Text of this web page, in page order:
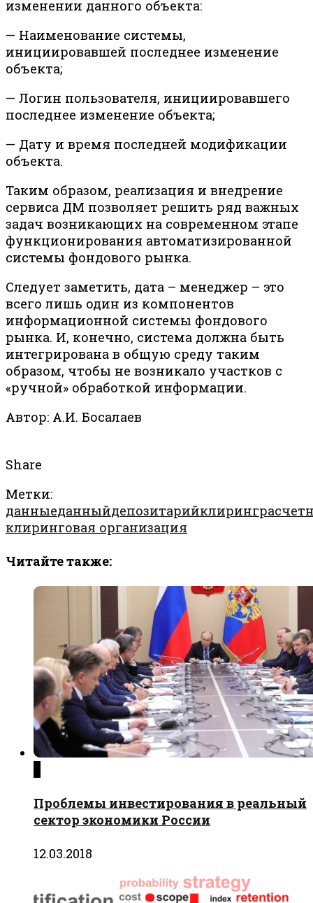
изменении данного объекта:
— Наименование системы,
инициировавшей последнее изменение
объекта;
— Логин пользователя, инициировавшего
последнее изменение объекта;
— Дату и время последней модификации
объекта.
Таким образом, реализация и внедрение
сервиса ДМ позволяет решить ряд важных
задач возникающих на современном этапе
функционирования автоматизированной
системы фондового рынка.
Следует заметить, дата – менеджер – это
всего лишь один из компонентов
информационной системы фондового
рынка. И, конечно, система должна быть
интегрирована в общую среду таким
образом, чтобы не возникало участков с
«ручной» обработкой информации.
Автор: А.И. Босалаев
Share
Метки:
данныеданныйдепозитарийклиринг
клиринговая организация
Читайте также:
Проблемы инвестирования в реальный
сектор экономики России
12.03.2018